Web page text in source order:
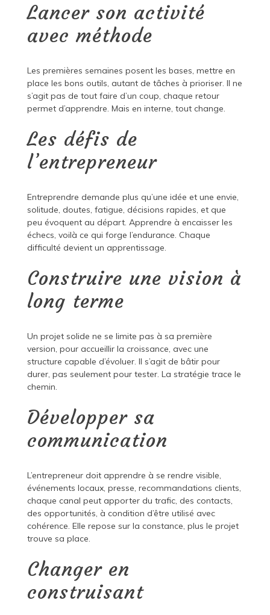
Lancer son activité
avec méthode
Les premières semaines posent les bases, mettre en
place les bons outils, autant de tâches à prioriser. Il ne
s’agit pas de tout faire d’un coup, chaque retour
permet d’apprendre. Mais en interne, tout change.
Les défis de
l’entrepreneur
Entreprendre demande plus qu’une idée et une envie,
solitude, doutes, fatigue, décisions rapides, et que
peu évoquent au départ. Apprendre à encaisser les
échecs, voilà ce qui forge l’endurance. Chaque
difficulté devient un apprentissage.
Construire une vision à
long terme
Un projet solide ne se limite pas à sa première
version, pour accueillir la croissance, avec une
structure capable d’évoluer. Il s’agit de bâtir pour
durer, pas seulement pour tester. La stratégie trace le
chemin.
Développer sa
communication
L’entrepreneur doit apprendre à se rendre visible,
événements locaux, presse, recommandations clients,
chaque canal peut apporter du trafic, des contacts,
des opportunités, à condition d’être utilisé avec
cohérence. Elle repose sur la constance, plus le projet
trouve sa place.
Changer en
construisant